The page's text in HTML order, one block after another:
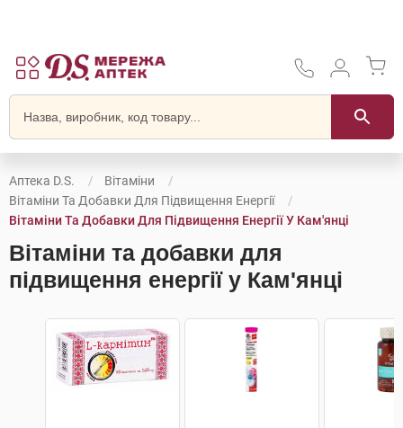
Аптека D.S.
Вітаміни
Вітаміни Та Добавки Для Підвищення Енергії
Вітаміни Та Добавки Для Підвищення Енергії У Кам'янці
Вітаміни та добавки для
підвищення енергії у Кам'янці